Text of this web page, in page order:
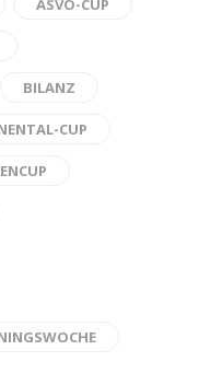
ASVÖ-CUP
BILANZ
CUP